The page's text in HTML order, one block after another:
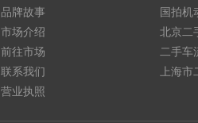
品牌故事
市场介绍
前往市场
联系我们
营业执照
国拍机
北京二
二手车
上海